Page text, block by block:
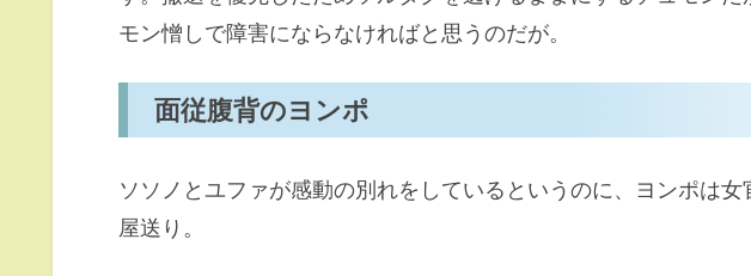
モン憎しで障害にならなければと思うのだが。
面従腹背のヨンポ
ソソノとユファが感動の別れをしているというのに、ヨンポは
屋送り。